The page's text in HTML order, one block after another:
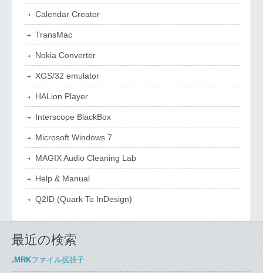
Calendar Creator
TransMac
Nokia Converter
XGS/32 emulator
HALion Player
Interscope BlackBox
Microsoft Windows 7
MAGIX Audio Cleaning Lab
Help & Manual
Q2ID (Quark To InDesign)
最近の検索
.MRKファイル拡張子